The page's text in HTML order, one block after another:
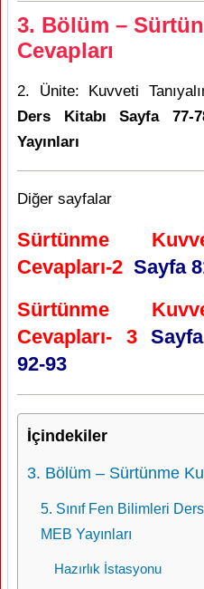
3. Bölüm –
Cevapları
2. Ünite: Kuvveti
Ders Kitabı Sayfa 77-
Yayınları
Diğer sayfalar
Sürtünme
Cevapları-2 Sayfa
Sürtünme
Cevapları- 3Sayfa
92-93
İçindekiler
3. Bölüm – Sürtünme
5. Sınıf Fen Bilimleri
MEB Yayınları
Hazırlık İstasyonu